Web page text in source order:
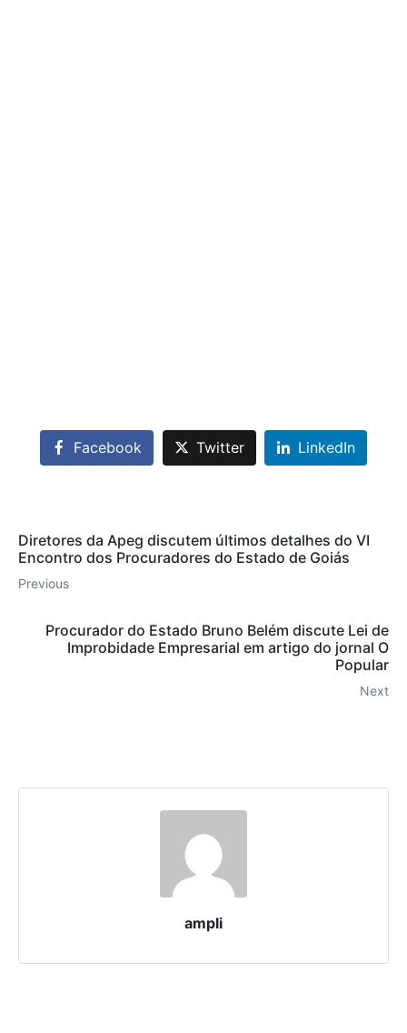
Facebook Twitter LinkedIn
Diretores da Apeg discutem últimos detalhes do VI
Encontro dos Procuradores do Estado de Goiás
Previous
Procurador do Estado Bruno Belém discute Lei de
Improbidade Empresarial em artigo do jornal O
Popular
Next
ampli